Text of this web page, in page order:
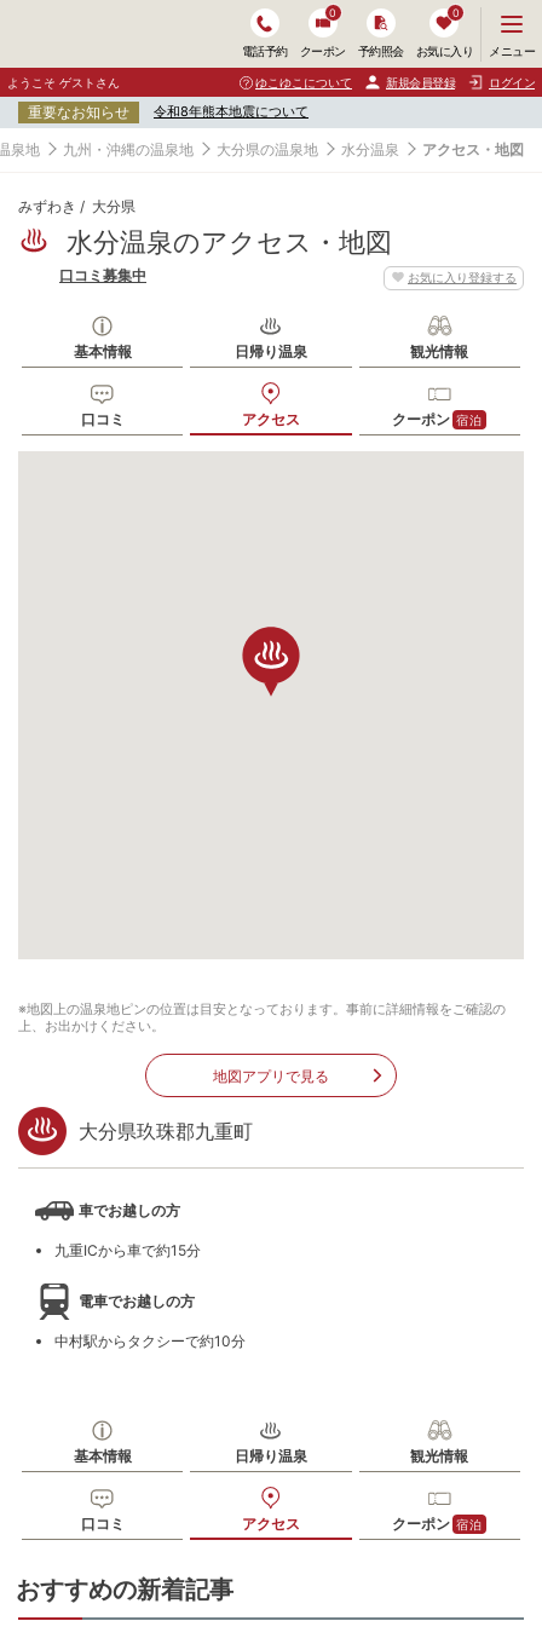
電話予約 クーポン
0
予約照会 お気に入り
0
ニ
ュ
ー
開
く
メニュー
ようこそ ゲストさん ゆこゆこについて 新規会員登録 ログイン
重要なお知らせ 令和8年熊本地震について
泉地 九州・沖縄の温泉地 大分県の温泉地 水分温泉 アクセス・地図
みずわき 大分県
水分温泉のアクセス・地図
お気に入り登録する
口コミ募集中
基本情報 日帰り温泉 観光情報
口コミ アクセス クーポン 宿泊
※地図上の温泉地ピンの位置は目安となっております。事前に詳細情報をご確認の
上、お出かけください。
地図アプリで見る
大分県玖珠郡九重町
車でお越しの方
九重ICから車で約15分
電車でお越しの方
中村駅からタクシーで約10分
基本情報 日帰り温泉 観光情報
口コミ アクセス クーポン 宿泊
おすすめの新着記事